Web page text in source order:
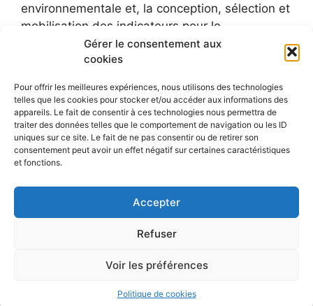
Gérer le consentement aux
cookies
Pour offrir les meilleures expériences, nous utilisons des technologies
telles que les cookies pour stocker et/ou accéder aux informations des
appareils. Le fait de consentir à ces technologies nous permettra de
traiter des données telles que le comportement de navigation ou les ID
uniques sur ce site. Le fait de ne pas consentir ou de retirer son
consentement peut avoir un effet négatif sur certaines caractéristiques
et fonctions.
Accepter
Refuser
Voir les préférences
Politique de cookies
environnementale et, la conception, sélection et
mobilisation des indicateurs pour le
développement durable.
© 2026 Le blog de Sylvie Faucheux• Construit avec
GeneratePress